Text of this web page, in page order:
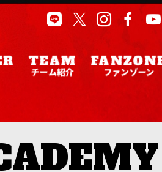
チーム紹介 ファンゾーン